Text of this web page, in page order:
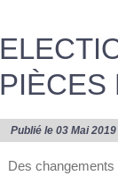
PIÈCES
Publié le 03 Mai
Des changements